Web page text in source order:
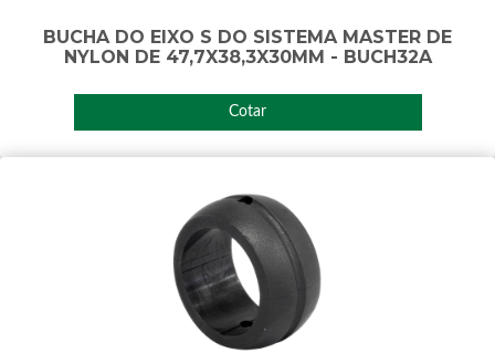
BUCHA DO EIXO S DO SISTEMA MASTER DE
NYLON DE 47,7X38,3X30MM - BUCH32A
Cotar